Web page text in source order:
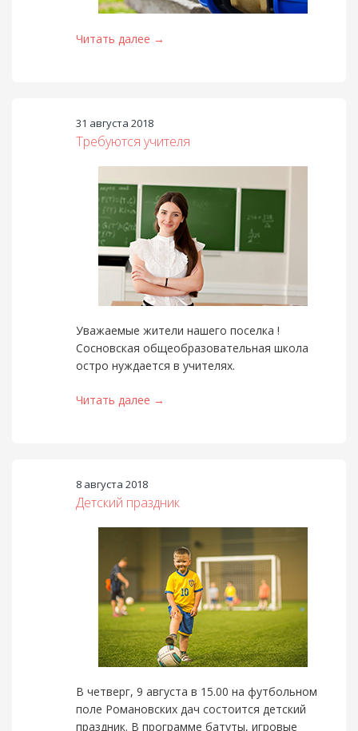
Читать далее →
31 августа 2018
Требуются учителя
Уважаемые жители нашего поселка !
Сосновская общеобразовательная школа
остро нуждается в учителях.
Читать далее →
8 августа 2018
Детский праздник
В четверг, 9 августа в 15.00 на футбольном
поле Романовских дач состоится детский
праздник. В программе батуты, игровые